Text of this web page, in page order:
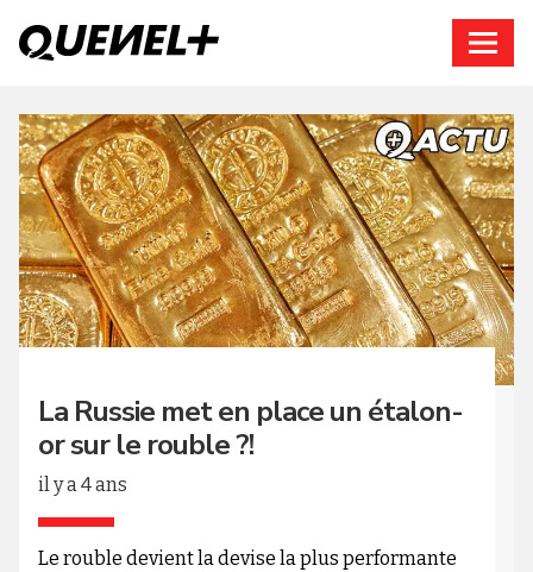
La Russie met en place un étalon-
or sur le rouble ?!
il y a 4 ans
Le rouble devient la devise la plus performante